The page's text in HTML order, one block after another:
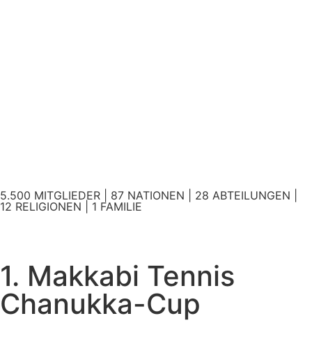
5.500 MITGLIEDER | 87 NATIONEN | 28 ABTEILUNGEN |
12 RELIGIONEN | 1 FAMILIE
1. Makkabi Tennis
Chanukka-Cup